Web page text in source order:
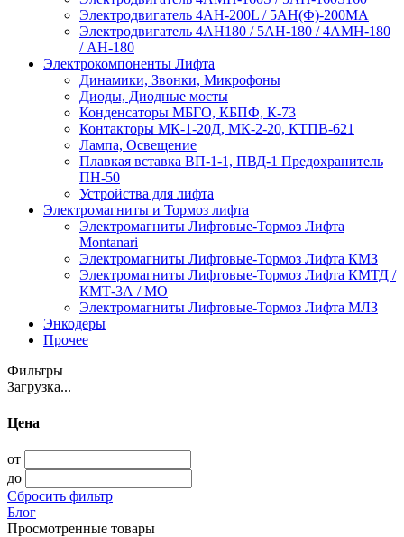
Электродвигатель 4АН-200L / 5АН(Ф)-200МА
Электродвигатель 4АН180 / 5АН-180 / 4АМН-180
/ АН-180
Электрокомпоненты Лифта
Динамики, Звонки, Микрофоны
Диоды, Диодные мосты
Конденсаторы МБГО, КБПФ, К-73
Контакторы МК-1-20Д, МК-2-20, КТПВ-621
Лампа, Освещение
Плавкая вставка ВП-1-1, ПВД-1 Предохранитель
ПН-50
Устройства для лифта
Электромагниты и Тормоз лифта
Электромагниты Лифтовые-Тормоз Лифта
Montanari
Электромагниты Лифтовые-Тормоз Лифта КМЗ
Электромагниты Лифтовые-Тормоз Лифта КМТД /
КМТ-3А / МО
Электромагниты Лифтовые-Тормоз Лифта МЛЗ
Энкодеры
Прочее
Фильтры
Загрузка...
Цена
от
до
Сбросить фильтр
Блог
Просмотренные товары